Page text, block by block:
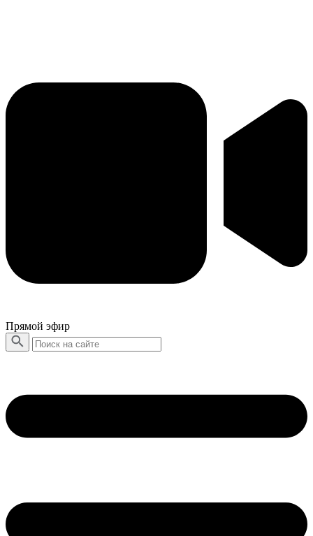
Прямой эфир